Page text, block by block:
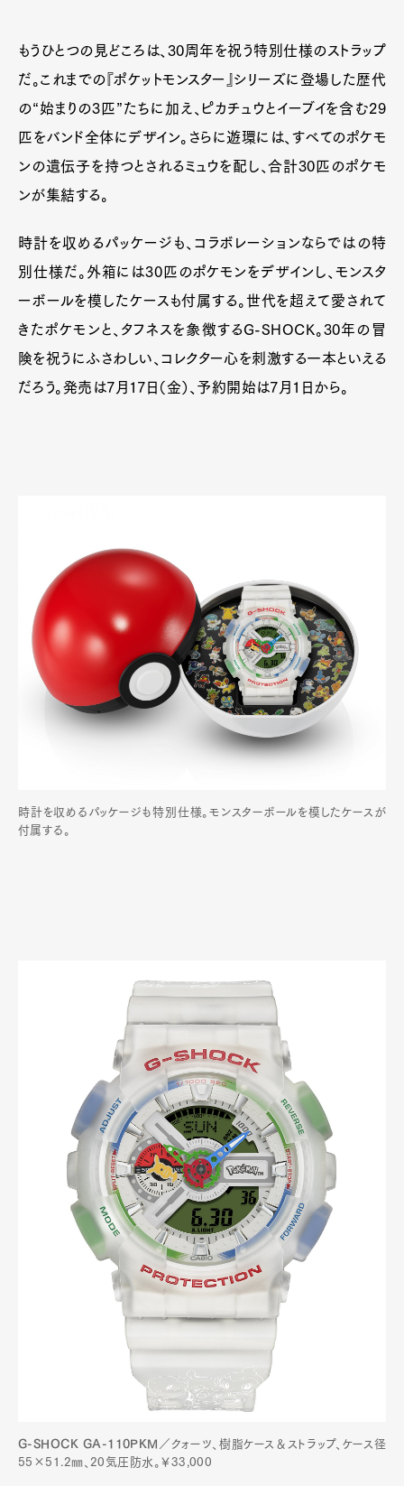
もうひとつの見どころは、30周年を祝う特別仕様のストラップ
だ。これまでの『ポケットモンスター』シリーズに登場した歴代
の“始まりの3匹”たちに加え、ピカチュウとイーブイを含む29
匹をバンド全体にデザイン。さらに遊環には、すべてのポケモ
ンの遺伝子を持つとされるミュウを配し、合計30匹のポケモ
ンが集結する。
時計を収めるパッケージも、コラボレーションならではの特
別仕様だ。外箱には30匹のポケモンをデザインし、モンスタ
ーボールを模したケースも付属する。世代を超えて愛されて
きたポケモンと、タフネスを象徴するG-SHOCK。30年の冒
険を祝うにふさわしい、コレクター心を刺激する一本といえる
だろう。発売は7月17日（金）、予約開始は7月1日から。
時計を収めるパッケージも特別仕様。モンスターボールを模したケースが
付属する。
G-SHOCK GA-110PKM ／クォーツ、樹脂ケース＆ストラップ、ケース径
55×51.2㎜、20気圧防水。￥33,000